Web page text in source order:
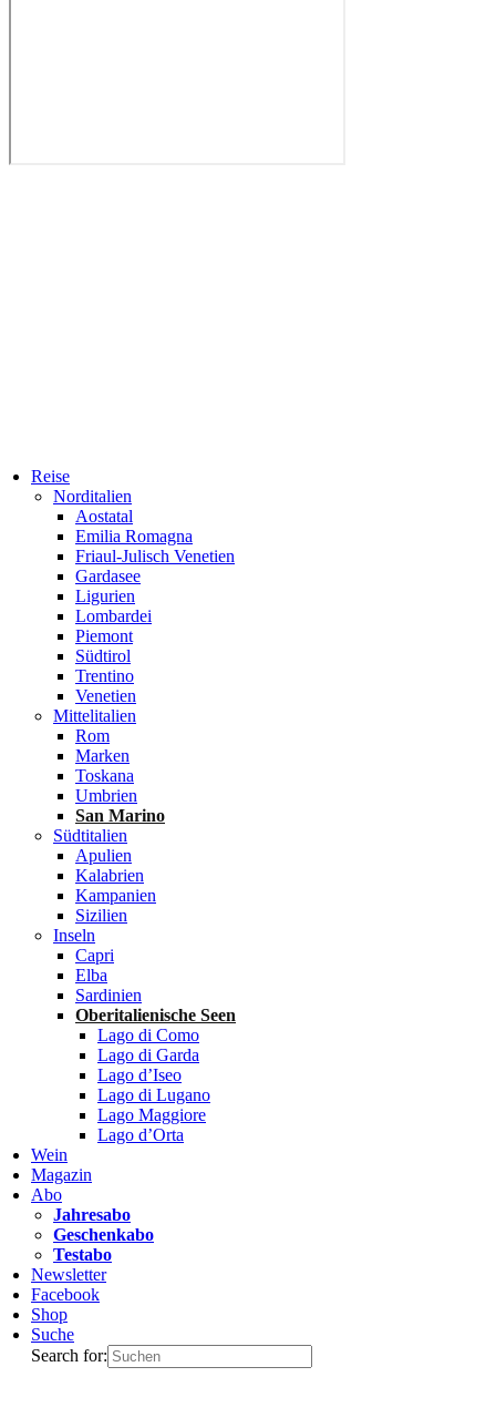
Reise
Norditalien
Aostatal
Emilia Romagna
Friaul-Julisch Venetien
Gardasee
Ligurien
Lombardei
Piemont
Südtirol
Trentino
Venetien
Mittelitalien
Rom
Marken
Toskana
Umbrien
San Marino
Südtitalien
Apulien
Kalabrien
Kampanien
Sizilien
Inseln
Capri
Elba
Sardinien
Oberitalienische Seen
Lago di Como
Lago di Garda
Lago d’Iseo
Lago di Lugano
Lago Maggiore
Lago d’Orta
Wein
Magazin
Abo
Jahresabo
Geschenkabo
Testabo
Newsletter
Facebook
Shop
Suche
Search for: